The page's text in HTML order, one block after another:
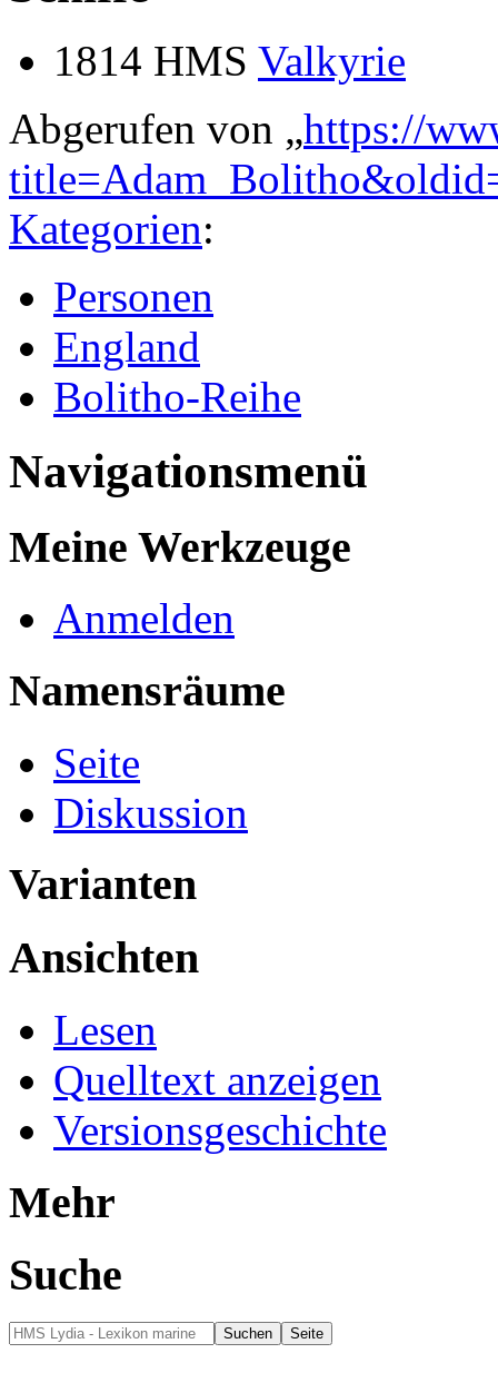
1814 HMS Valkyrie
Abgerufen von „https://
Kategorien:
Personen
England
Bolitho-Reihe
Navigationsmenü
Meine Werkzeuge
Anmelden
Namensräume
Seite
Diskussion
Varianten
Ansichten
Lesen
Quelltext anzeigen
Versionsgeschichte
Mehr
Suche